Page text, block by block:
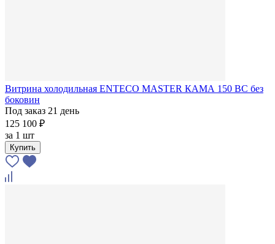
Витрина холодильная ENTECO MASTER КАМА 150 ВС без
боковин
Под заказ 21 день
125 100 ₽
за 1 шт
Купить